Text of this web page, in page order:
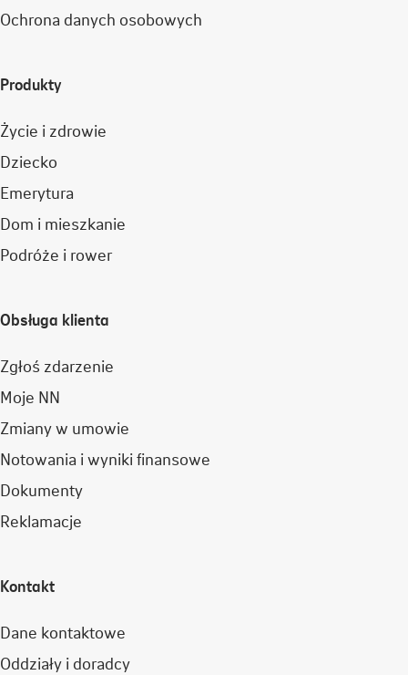
Ochrona danych osobowych
Produkty
Życie i zdrowie
Dziecko
Emerytura
Dom i mieszkanie
Podróże i rower
Obsługa klienta
Zgłoś zdarzenie
Moje NN
Zmiany w umowie
Notowania i wyniki finansowe
Dokumenty
Reklamacje
Kontakt
Dane kontaktowe
Oddziały i doradcy